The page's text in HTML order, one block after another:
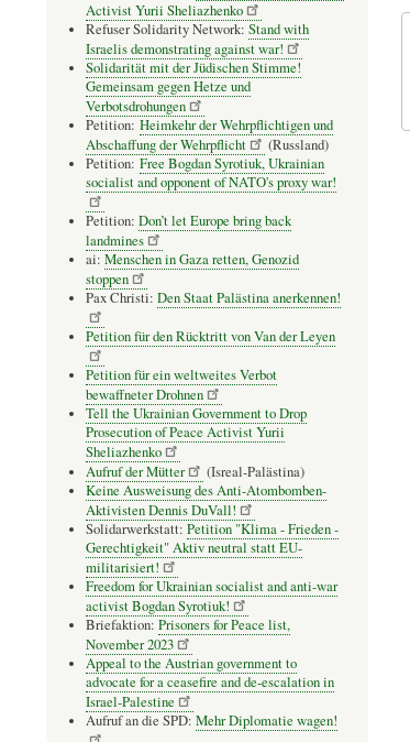
Activist Yurii Sheliazhenko
Refuser Solidarity Network: Stand with
Israelis demonstrating against war!
Solidarität mit der Jüdischen Stimme!
Gemeinsam gegen Hetze und
Verbotsdrohungen
Petition: Heimkehr der Wehrpflichtigen und
Abschaffung der Wehrpflicht
(Russland)
Petition: Free Bogdan Syrotiuk, Ukrainian
socialist and opponent of NATO's proxy war!
Petition: Don’t let Europe bring back
landmines
ai: Menschen in Gaza retten, Genozid
stoppen
Pax Christi: Den Staat Palästina anerkennen!
Petition für den Rücktritt von Van der Leyen
Petition für ein weltweites Verbot
bewaffneter Drohnen
Tell the Ukrainian Government to Drop
Prosecution of Peace Activist Yurii
Sheliazhenko
Aufruf der Mütter
(Isreal-Palästina)
Keine Ausweisung des Anti-Atombomben-
Aktivisten Dennis DuVall!
Solidarwerkstatt: Petition "Klima - Frieden -
Gerechtigkeit" Aktiv neutral statt EU-
militarisiert!
Freedom for Ukrainian socialist and anti-war
activist Bogdan Syrotiuk!
Briefaktion: Prisoners for Peace list,
November 2023
Appeal to the Austrian government to
advocate for a ceasefire and de-escalation in
Israel-Palestine
Aufruf an die SPD: Mehr Diplomatie wagen!